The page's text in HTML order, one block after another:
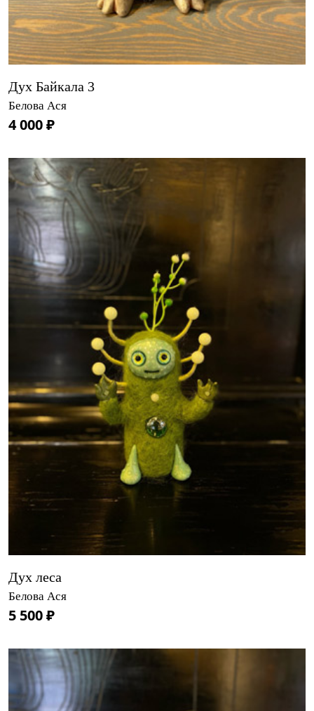
Дух Байкала 3
Белова Ася
4 000 ₽
Дух леса
Белова Ася
5 500 ₽